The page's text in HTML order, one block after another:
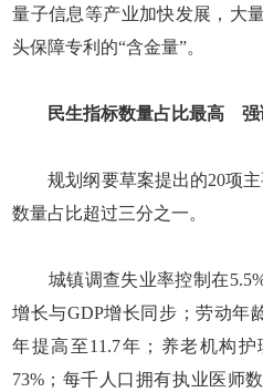
量子信息等产业加快发展，大
头保障专利的“含金量”。
民生指标数量占比最高 强
规划纲要草案提出的20项主
数量占比超过三分之一。
城镇调查失业率控制在5.5%
增长与GDP增长同步；劳动年
年提高至11.7年；养老机构护
73%；每千人口拥有执业医师